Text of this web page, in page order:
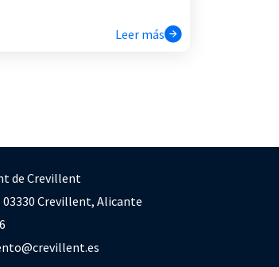
Leer más
de Crevillent
03330 Crevillent, Alicante